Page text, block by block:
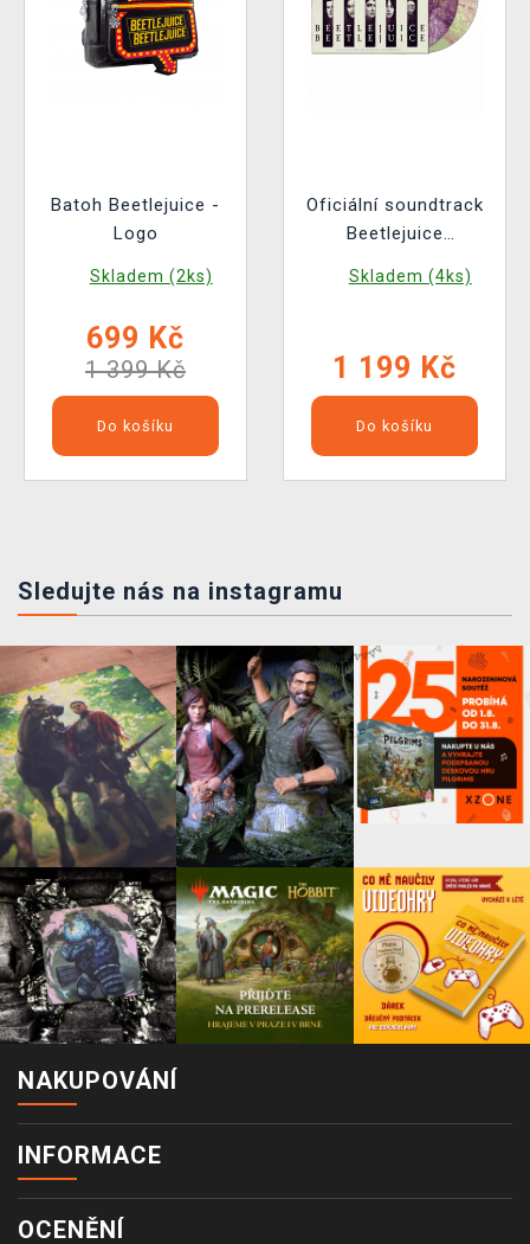
Batoh Beetlejuice -
Logo
Skladem (2ks)
699 Kč
1 399 Kč
Do košíku
Oficiální soundtrack
Beetlejuice
Skladem (4ks)
1 199 Kč
Do košíku
Sledujte nás na instagramu
NAKUPOVÁNÍ
INFORMACE
OCENĚNÍ